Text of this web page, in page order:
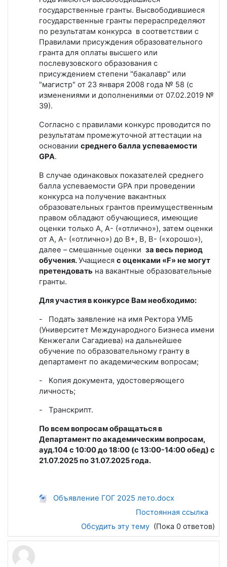
государственные гранты. Высвободившиеся
государственные гранты перераспределяют
по результатам конкурса в соответствии с
Правилами присуждения образовательного
гранта для оплаты высшего или
послевузовского образования с
присуждением степени "бакалавр" или
"магистр" от 23 января 2008 года № 58 (с
изменениями и дополнениями от 07.02.2019 №
39).
Согласно с правилами конкурс проводится по
результатам промежуточной аттестации на
основании среднего балла успеваемости
GPA.
В случае одинаковых показателей среднего
балла успеваемости GPA при проведении
конкурса на получение вакантных
образовательных грантов преимущественным
правом обладают обучающиеся, имеющие
оценки только А, А- («отлично»), затем оценки
от А, А- («отлично») до В+, В, В- («хорошо»),
далее – смешанные оценки за весь период
обучения.Учащиеся с оценками «F» не могут
претендовать на вакантные образовательные
гранты.
Для участия в конкурсе Вам необходимо:
- Подать заявление на имя Ректора УМБ
(Университет Международного Бизнеса имени
Кенжегали Сагадиева) на дальнейшее
обучение по образовательному гранту в
департамент по академическим вопросам;
- Копия документа, удостоверяющего
личность;
- Транскрипт.
По всем вопросам обращаться в
Департамент по академическим вопросам,
ауд.104 с 10:00 до 18:00 (с 13:00-14:00 обед) с
21.07.2025 по 31.07.2025 года.
Объявление ГОГ 2025 лето.docx
Постоянная ссылка
Обсудить эту тему (Пока 0 ответов)